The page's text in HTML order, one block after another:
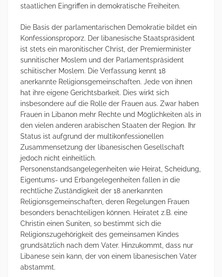
staatlichen Eingriffen in demokratische Freiheiten.
Die Basis der parlamentarischen Demokratie bildet ein
Konfessionsproporz. Der libanesische Staatspräsident
ist stets ein maronitischer Christ, der Premierminister
sunnitischer Moslem und der Parlamentspräsident
schiitischer Moslem. Die Verfassung kennt 18
anerkannte Religionsgemeinschaften. Jede von ihnen
hat ihre eigene Gerichtsbarkeit. Dies wirkt sich
insbesondere auf die Rolle der Frauen aus. Zwar haben
Frauen in Libanon mehr Rechte und Möglichkeiten als in
den vielen anderen arabischen Staaten der Region. Ihr
Status ist aufgrund der multikonfessionellen
Zusammensetzung der libanesischen Gesellschaft
jedoch nicht einheitlich.
Personenstandsangelegenheiten wie Heirat, Scheidung,
Eigentums- und Erbangelegenheiten fallen in die
rechtliche Zuständigkeit der 18 anerkannten
Religionsgemeinschaften, deren Regelungen Frauen
besonders benachteiligen können. Heiratet z.B. eine
Christin einen Suniten, so bestimmt sich die
Religionszugehörigkeit des gemeinsamen Kindes
grundsätzlich nach dem Vater. Hinzukommt, dass nur
Libanese sein kann, der von einem libanesischen Vater
abstammt.